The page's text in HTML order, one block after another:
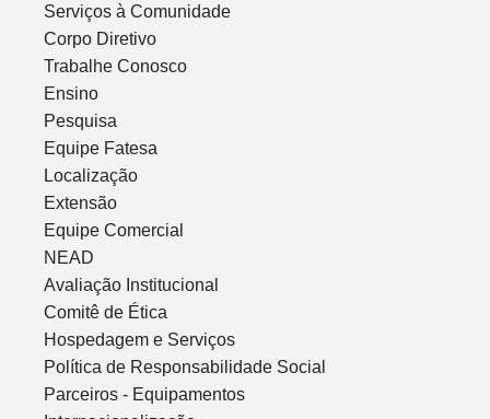
Serviços à Comunidade
Corpo Diretivo
Trabalhe Conosco
Ensino
Pesquisa
Equipe Fatesa
Localização
Extensão
Equipe Comercial
NEAD
Avaliação Institucional
Comitê de Ética
Hospedagem e Serviços
Política de Responsabilidade Social
Parceiros - Equipamentos